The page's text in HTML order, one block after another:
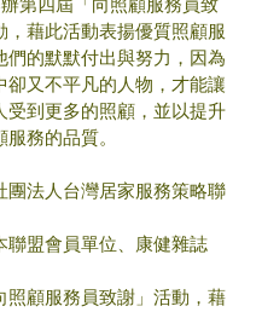
第四屆「向照顧服務員致
，藉此活動表揚優質照顧服
們的默默付出與努力，因為
卻又不平凡的人物，才能讓
受到更多的照顧，並以提升
務的品質。
團法人台灣居家服務策略聯
聯盟會員單位、康健雜誌
照顧服務員致謝」活動，藉